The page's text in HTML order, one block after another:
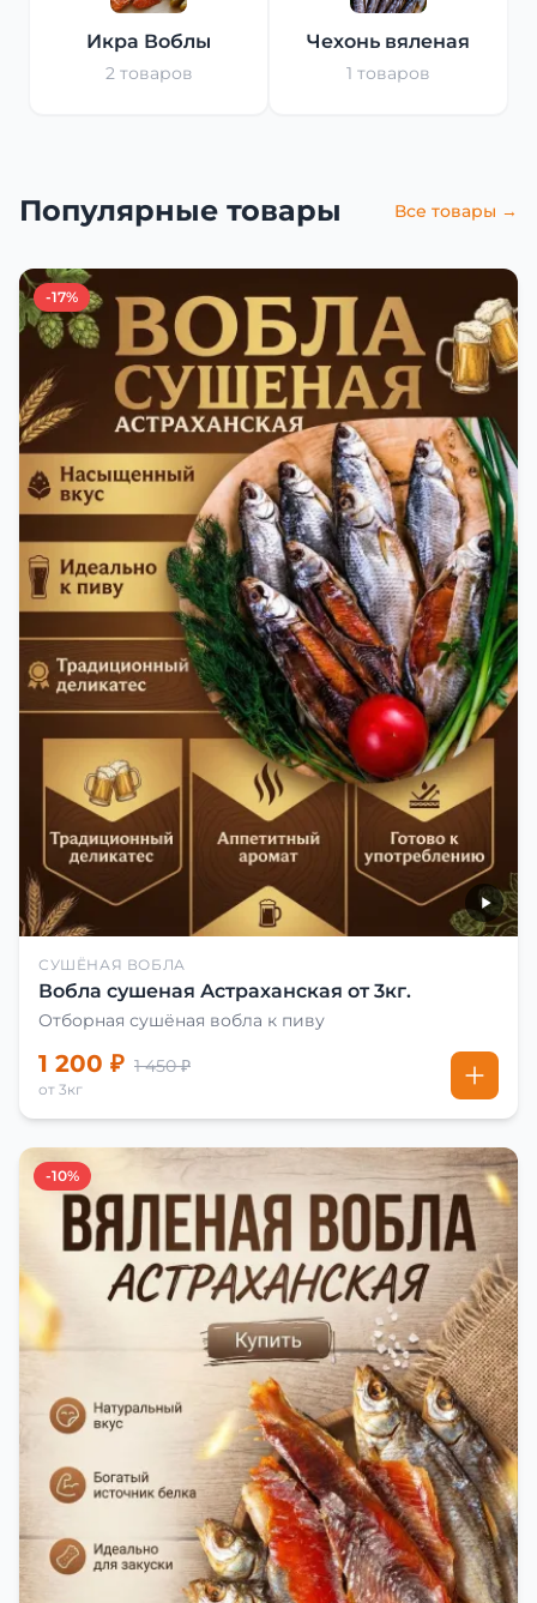
Икра Воблы
2 товаров
Чехонь вяленая
1 товаров
Популярные товары Все товары →
-17%
СУШЁНАЯ ВОБЛА
Вобла сушеная Астраханская от 3кг.
Отборная сушёная вобла к пиву
1 200 ₽ 1 450 ₽
от 3кг
-10%